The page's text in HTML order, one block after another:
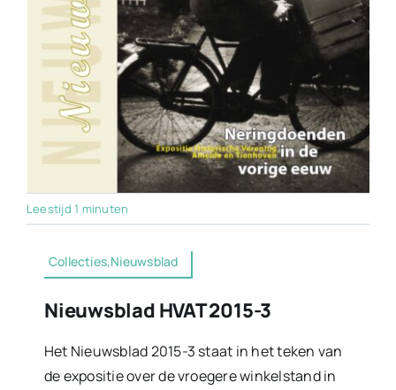
Leestijd 1 minuten
Collecties,Nieuwsblad
Nieuwsblad HVAT 2015-3
Het Nieuwsblad 2015-3 staat in het teken van
de expositie over de vroegere winkelstand in